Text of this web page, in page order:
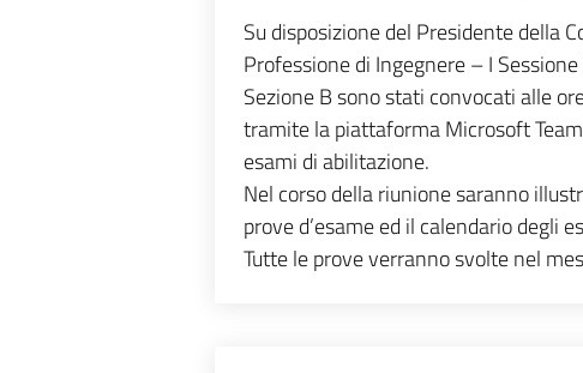
Su disposizione del Presidente della
Professione di Ingegnere – I
Sezione B sono stati convocati alle
tramite la piattaforma Microsoft
esami di abilitazione.
Nel corso della riunione saranno
prove d’esame ed il calendario degli
Tutte le prove verranno svolte nel